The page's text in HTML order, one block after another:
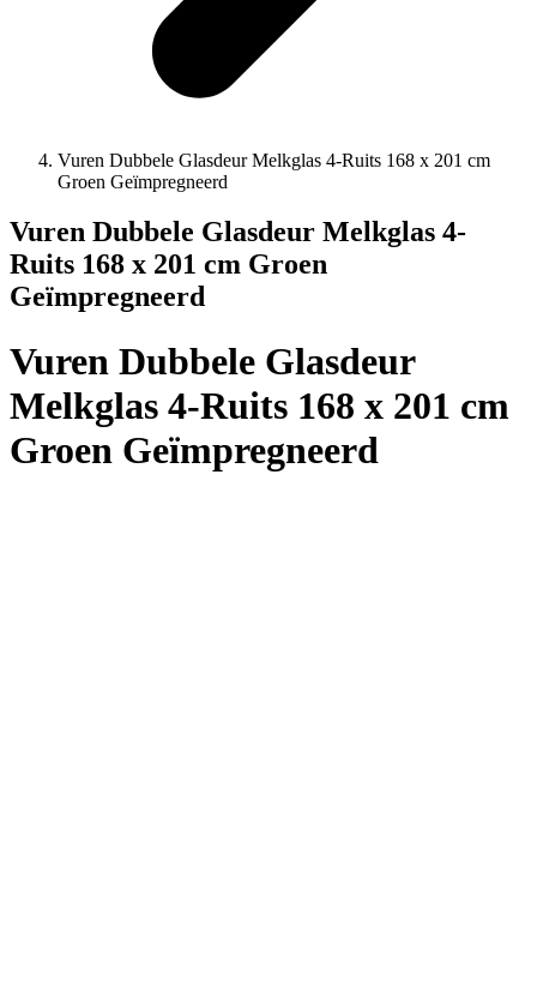
Vuren Dubbele Glasdeur Melkglas 4-Ruits 168 x 201 cm
Groen Geïmpregneerd
Vuren Dubbele Glasdeur Melkglas 4-
Ruits 168 x 201 cm Groen
Geïmpregneerd
Vuren Dubbele Glasdeur
Melkglas 4-Ruits 168 x 201 cm
Groen Geïmpregneerd